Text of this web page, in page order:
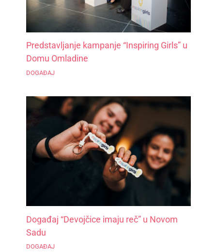
Predstavljanje kampanje “Inspiring Girls” u
Domu Omladine
DOGAĐAJ
Događaj “Devojčice imaju reč” u Novom
Sadu
DOGAĐAJ